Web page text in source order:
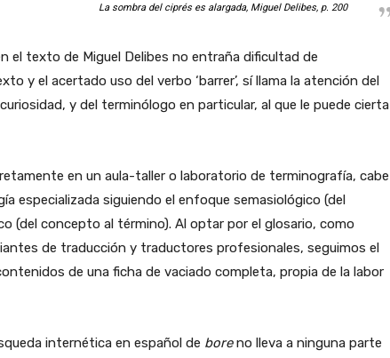
La sombra del ciprés es alargada, Miguel Delibes, p. 200
el texto de Miguel Delibes no entraña dificultad de
y el acertado uso del verbo ‘barrer’, sí llama la atención del
y del terminólogo en particular, al que le puede cierta
en un aula-taller o laboratorio de terminografía, cabe
especializada siguiendo el enfoque semasiológico (del
(del concepto al término). Al optar por el glosario, como
de traducción y traductores profesionales, seguimos el
de una ficha de vaciado completa, propia de la labor
internética en español de boreno lleva a ninguna parte